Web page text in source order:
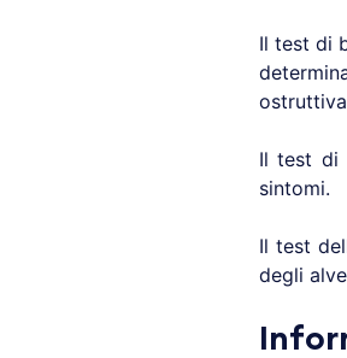
Il test di
Il test di
sintomi.
Il test
degli